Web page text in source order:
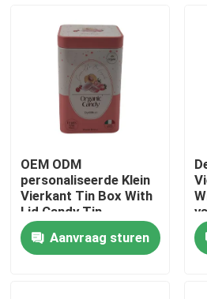
Producten
Video's
OEM ODM
personaliseerde Klein
Vierkant Tin Box With
Lid Candy Tin
Packaging
Aanvraag sturen